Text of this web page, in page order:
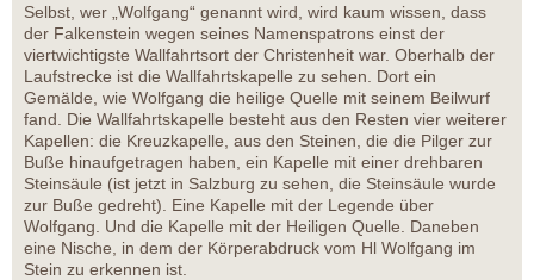
Selbst, wer „Wolfgang“ genannt wird, wird kaum wissen, dass
der Falkenstein wegen seines Namenspatrons einst der
viertwichtigste Wallfahrtsort der Christenheit war. Oberhalb der
Laufstrecke ist die Wallfahrtskapelle zu sehen. Dort ein
Gemälde, wie Wolfgang die heilige Quelle mit seinem Beilwurf
fand. Die Wallfahrtskapelle besteht aus den Resten vier weiterer
Kapellen: die Kreuzkapelle, aus den Steinen, die die Pilger zur
Buße hinaufgetragen haben, ein Kapelle mit einer drehbaren
Steinsäule (ist jetzt in Salzburg zu sehen, die Steinsäule wurde
zur Buße gedreht). Eine Kapelle mit der Legende über
Wolfgang. Und die Kapelle mit der Heiligen Quelle. Daneben
eine Nische, in dem der Körperabdruck vom Hl Wolfgang im
Stein zu erkennen ist.